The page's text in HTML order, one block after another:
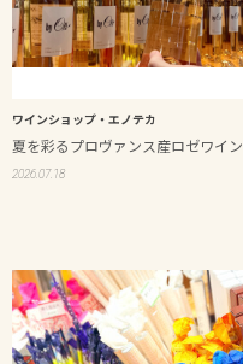
ワインショップ・エノテカ
夏を彩るプロヴァンス産ロゼワイン
2026.07.18